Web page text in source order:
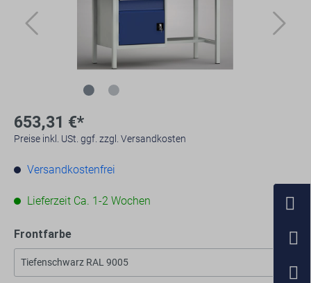
653,31 €*
Preise inkl. USt. ggf. zzgl. Versandkosten
Versandkostenfrei
Lieferzeit Ca. 1-2 Wochen
Frontfarbe